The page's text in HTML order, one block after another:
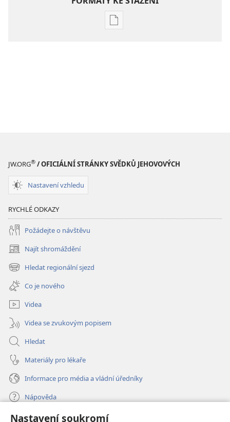
Nastavení soukromí
Formáty
JW.ORG® / OFICIÁLNÍ STRÁNKY SVĚDKŮ JEHOVOVÝCH
Nastavení vzhledu
RYCHLÉ ODKAZY
Požádejte o návštěvu
Najít shromáždění
(otevřeno
nové
okno)
Hledat regionální sjezd
(otevřeno
nové
okno)
Co je nového
Videa
Videa se zvukovým popisem
Hledat
Materiály pro lékaře
Informace pro média a vládní úředníky
Nápověda